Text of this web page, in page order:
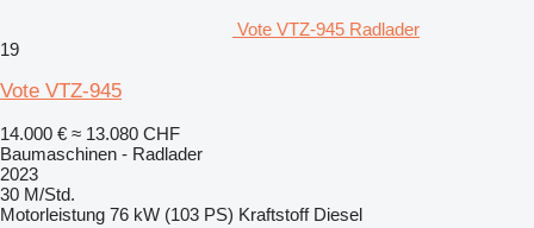
Vote VTZ-945 Radlader
19
Vote VTZ-945
14.000 € ≈ 13.080 CHF
Baumaschinen - Radlader
2023
30 M/Std.
Motorleistung 76 kW (103 PS) Kraftstoff Diesel